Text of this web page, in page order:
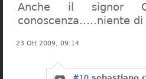
Anche il signor
conoscenza…..niente
23 Ott 2009, 09:14